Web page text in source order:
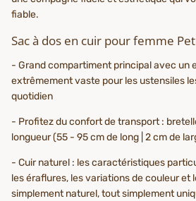
fiable.
Sac à dos en cuir pour femme
- Grand compartiment principal avec un
extrêmement vaste pour les ustensiles
quotidien
- Profitez du confort de transport :
longueur (55 - 95 cm de long | 2 cm de
- Cuir naturel : les caractéristiques
les éraflures, les variations de couleur et
simplement naturel, tout simplement